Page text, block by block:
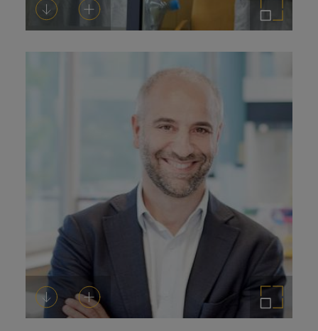
DescargarAñadir al carrito Ampliar imagen
DescargarAñadir al carrito Ampliar imagen